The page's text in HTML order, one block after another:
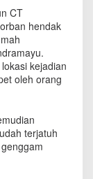
CT
hendak
kejadian
oleh orang
terjatuh